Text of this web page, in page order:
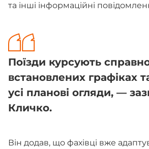
та інші інформаційні
Поїзди курсують
встановлених графіках
усі планові огляди, —
Кличко.
Він додав, що фахівці вже